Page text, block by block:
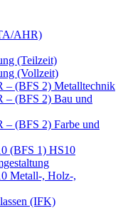
AHR)
(Teilzeit)
(Vollzeit)
– (BFS 2) Metalltechnik
– (BFS 2) Bau und
– (BFS 2) Farbe und
(BFS 1) HS10
Metall-, Holz-,
(IFK)